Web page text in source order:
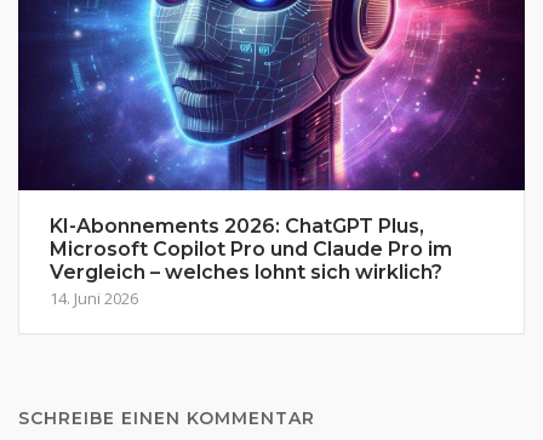
KI-Abonnements 2026: ChatGPT Plus,
Microsoft Copilot Pro und Claude Pro im
Vergleich – welches lohnt sich wirklich?
14. Juni 2026
SCHREIBE EINEN KOMMENTAR